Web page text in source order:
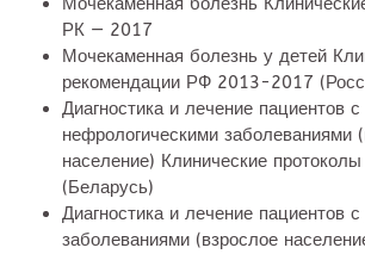
РК — 2017
Мочекаменная болезнь у детей
рекомендации РФ 2013-2017
Диагностика и лечение пациентов с
нефрологическими заболеваниями
население) Клинические
(Беларусь)
Диагностика и лечение пациентов
заболеваниями (взрослое